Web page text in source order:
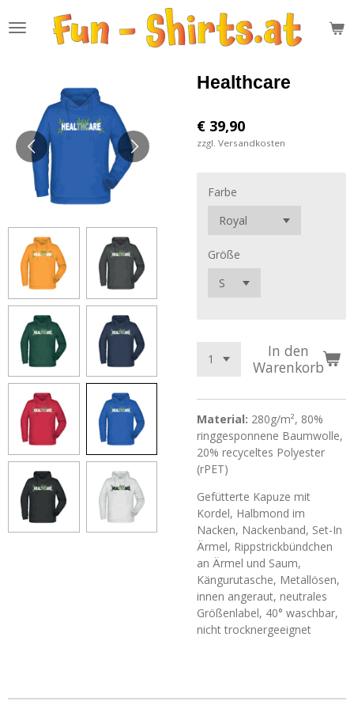
Hauptinhalt
Healthcare
€ 39,90
zzgl. Versandkosten
Farbe
Größe
In den
Warenkorb
Material: 280g/m², 80%
ringgesponnene Baumwolle,
20% recyceltes Polyester
(rPET)
Gefütterte Kapuze mit
Kordel, Halbmond im
Nacken, Nackenband, Set-In
Ärmel, Rippstrickbündchen
an Ärmel und Saum,
Kängurutasche, Metallösen,
innen angeraut, neutrales
Größenlabel, 40° waschbar,
nicht trocknergeeignet